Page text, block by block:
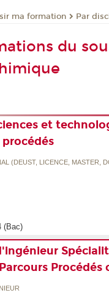
ma formation Par
du
et
procédés
(DEUST, LICENCE, MASTER,
(Bac)
Procédés